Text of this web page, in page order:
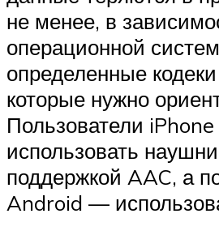
не менее, в
операционной
определенные
которые нужно
Пользователи
использовать
поддержкой AAC, а
Android —